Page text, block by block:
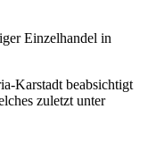
Einzelhandel in
Karstadt beabsichtigt
zuletzt unter